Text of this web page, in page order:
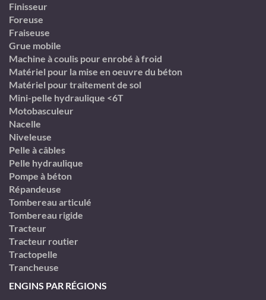
Finisseur
Foreuse
Fraiseuse
Grue mobile
Machine à coulis pour enrobé à froid
Matériel pour la mise en oeuvre du béton
Matériel pour traitement de sol
Mini-pelle hydraulique <6T
Motobasculeur
Nacelle
Niveleuse
Pelle à câbles
Pelle hydraulique
Pompe à béton
Répandeuse
Tombereau articulé
Tombereau rigide
Tracteur
Tracteur routier
Tractopelle
Trancheuse
ENGINS PAR RÉGIONS